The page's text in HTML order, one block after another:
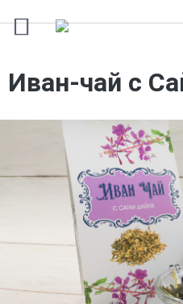
Иван-чай с